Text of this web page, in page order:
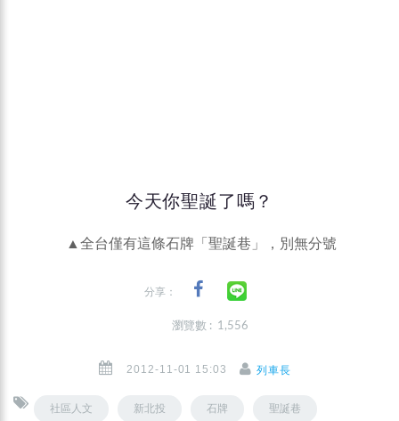
今天你聖誕了嗎？
▲全台僅有這條石牌「聖誕巷」，別無分號
分享：
瀏覽數 : 1,556
2012-11-01 15:03 列車長
社區人文 新北投 石牌 聖誕巷